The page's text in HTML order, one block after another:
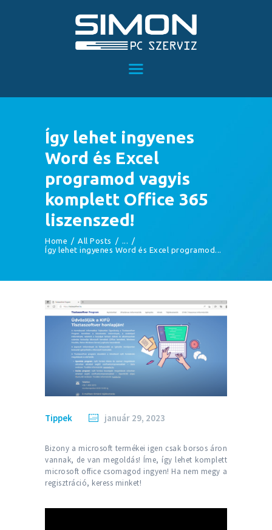
Így lehet ingyenes
Word és Excel
programod vagyis
komplett Office 365
liszenszed!
Home All Posts
...
Így lehet ingyenes Word és Excel programod...
RÉSZLETFIZETÉS
SZOLGÁLTATÁSAINK
RÓLUNK
KAPCSOLAT
Tippek január 29, 2023
Bizony a microsoft termékei igen csak borsos áron
vannak, de van megoldás! Íme, így lehet komplett
microsoft office csomagod ingyen! Ha nem megy a
regisztráció, keress minket!